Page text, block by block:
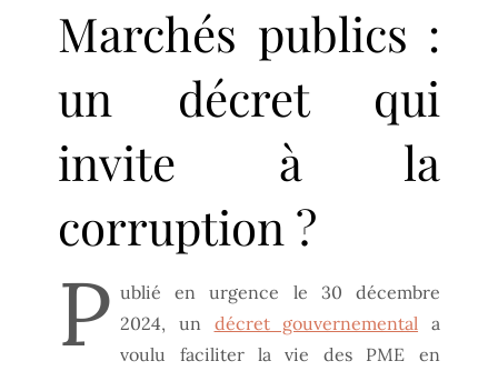
Marchés publics :
un décret qui
invite à la
corruption ?
P ublié en urgence le 30 décembre
2024, un décret gouvernemental a
voulu faciliter la vie des PME en